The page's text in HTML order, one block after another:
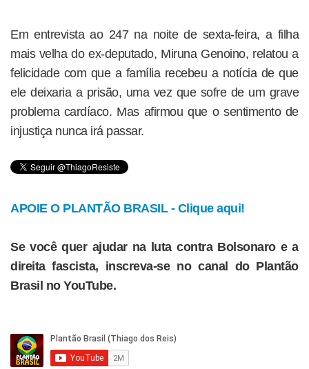
Em entrevista ao 247 na noite de sexta-feira, a filha
mais velha do ex-deputado, Miruna Genoino, relatou a
felicidade com que a família recebeu a notícia de que
ele deixaria a prisão, uma vez que sofre de um grave
problema cardíaco. Mas afirmou que o sentimento de
injustiça nunca irá passar.
APOIE O PLANTÃO BRASIL - Clique aqui!
Se você quer ajudar na luta contra Bolsonaro e a
direita fascista, inscreva-se no canal do Plantão
Brasil no YouTube.